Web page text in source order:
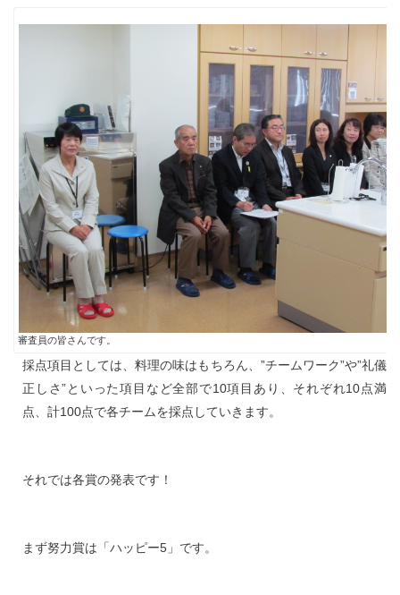
審査員の皆さんです。
採点項目としては、料理の味はもちろん、”チームワーク”や”礼儀
正しさ”といった項目など全部で10項目あり、それぞれ10点満
点、計100点で各チームを採点していきます。
それでは各賞の発表です！
まず努力賞は「ハッピー5」です。